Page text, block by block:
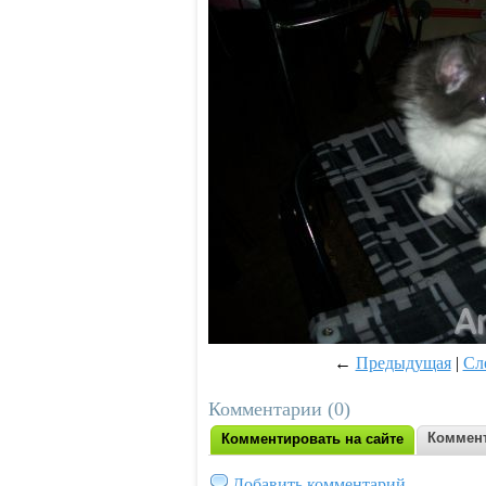
← Предыдущая|
Комментарии (0)
Комментировать на сайте